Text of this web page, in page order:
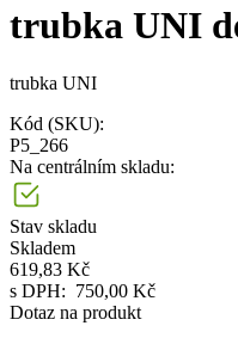
trubka UNI
trubka UNI
Kód (SKU):
P5_266
Na centrálním skladu:
Stav skladu
Skladem
619,83 Kč
s DPH: 750,00 Kč
Dotaz na produkt